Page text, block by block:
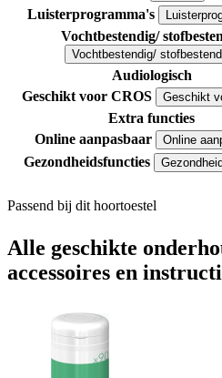
Luisterprogramma's
Vochtbestendig/
Vochtbestendig/
Audiologisch
Geschikt voor CROS
Geschikt
Extra functies
Online aanpasbaar
Online
Gezondheidsfuncties
Passend bij dit hoortoestel
Alle geschikte
accessoires en